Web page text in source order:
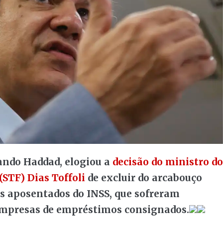
Haddad, elogiou a decisão do ministro do
Dias Toffoli de excluir do arcabouço
do INSS, que sofreram
de empréstimos consignados.